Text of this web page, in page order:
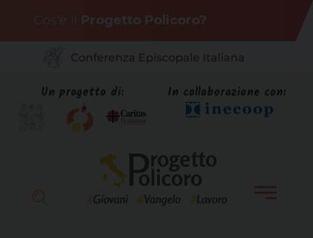
content
Cos'è il Progetto Policoro?
Un progetto di: In collaborazione con: